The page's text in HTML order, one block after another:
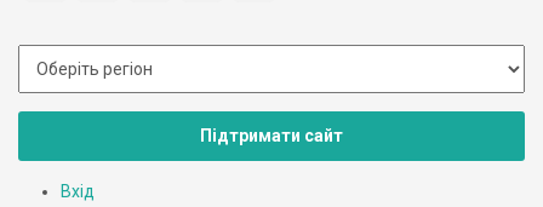
Підтримати сайт
Вхід